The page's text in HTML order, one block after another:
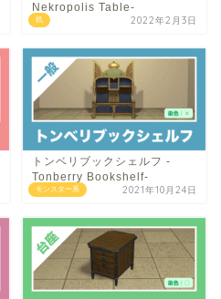
机
Nekropolis Table-
2022年2月3日
モンスター系
トンベリブックシェルフ -
Tonberry Bookshelf-
2021年10月24日